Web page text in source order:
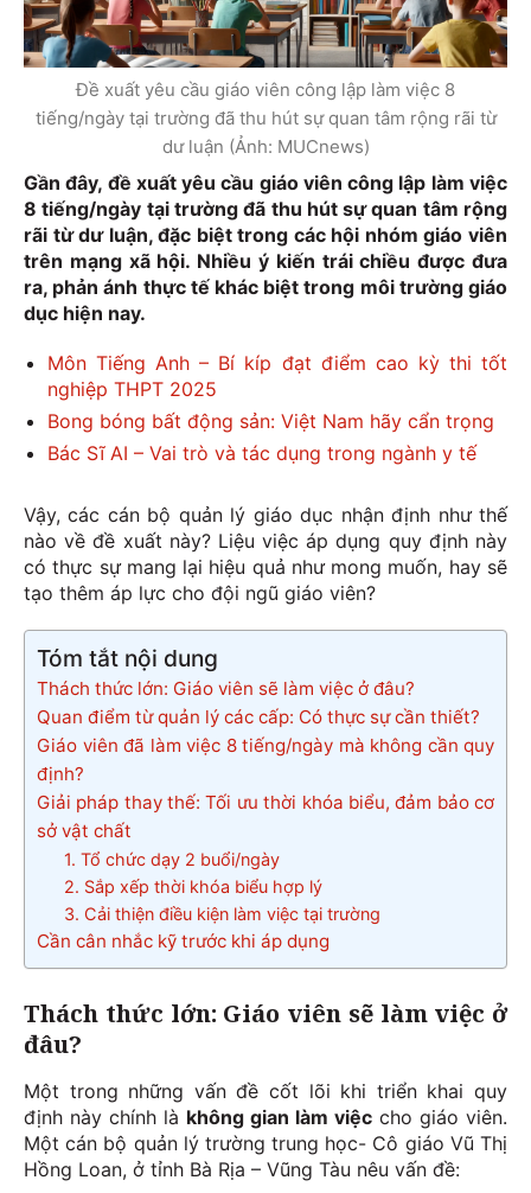
Đề xuất yêu cầu giáo viên công lập làm việc 8
tiếng/ngày tại trường đã thu hút sự quan tâm rộng rãi từ
dư luận (Ảnh: MUCnews)
Gần đây, đề xuất yêu cầu giáo viên công lập làm việc
8 tiếng/ngày tại trường đã thu hút sự quan tâm rộng
rãi từ dư luận, đặc biệt trong các hội nhóm giáo viên
trên mạng xã hội. Nhiều ý kiến trái chiều được đưa
ra, phản ánh thực tế khác biệt trong môi trường giáo
dục hiện nay.
Môn Tiếng Anh – Bí kíp đạt điểm cao kỳ thi tốt
nghiệp THPT 2025
Bong bóng bất động sản: Việt Nam hãy cẩn trọng
Bác Sĩ AI – Vai trò và tác dụng trong ngành y tế
Vậy, các cán bộ quản lý giáo dục nhận định như thế
nào về đề xuất này? Liệu việc áp dụng quy định này
có thực sự mang lại hiệu quả như mong muốn, hay sẽ
tạo thêm áp lực cho đội ngũ giáo viên?
Tóm tắt nội dung
Thách thức lớn: Giáo viên sẽ làm việc ở đâu?
Quan điểm từ quản lý các cấp: Có thực sự cần thiết?
Giáo viên đã làm việc 8 tiếng/ngày mà không cần quy
định?
Giải pháp thay thế: Tối ưu thời khóa biểu, đảm bảo cơ
sở vật chất
1. Tổ chức dạy 2 buổi/ngày
2. Sắp xếp thời khóa biểu hợp lý
3. Cải thiện điều kiện làm việc tại trường
Cần cân nhắc kỹ trước khi áp dụng
Thách thức lớn: Giáo viên sẽ làm việc ở
đâu?
Một trong những vấn đề cốt lõi khi triển khai quy
định này chính là không gian làm việc cho giáo viên.
Một cán bộ quản lý trường trung học- Cô giáo Vũ Thị
Hồng Loan, ở tỉnh Bà Rịa – Vũng Tàu nêu vấn đề: